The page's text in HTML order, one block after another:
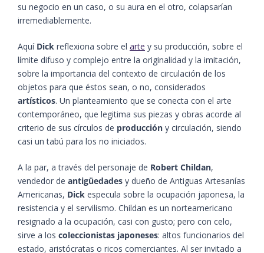
su negocio en un caso, o su aura en el otro, colapsarían
irremediablemente.
Aquí Dick reflexiona sobre el arte y su producción, sobre el
límite difuso y complejo entre la originalidad y la imitación,
sobre la importancia del contexto de circulación de los
objetos para que éstos sean, o no, considerados
artísticos. Un planteamiento que se conecta con el arte
contemporáneo, que legitima sus piezas y obras acorde al
criterio de sus círculos de producción y circulación, siendo
casi un tabú para los no iniciados.
A la par, a través del personaje de Robert Childan,
vendedor de antigüedades y dueño de Antiguas Artesanías
Americanas, Dick especula sobre la ocupación japonesa, la
resistencia y el servilismo. Childan es un norteamericano
resignado a la ocupación, casi con gusto; pero con celo,
sirve a los coleccionistas japoneses: altos funcionarios del
estado, aristócratas o ricos comerciantes. Al ser invitado a